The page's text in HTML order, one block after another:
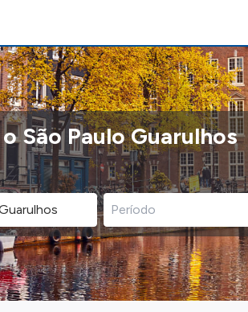
São Paulo Guarulhos